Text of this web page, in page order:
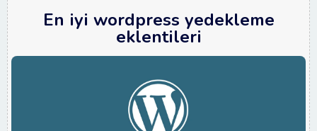
En iyi wordpress yedekleme
eklentileri